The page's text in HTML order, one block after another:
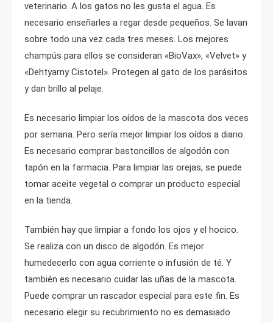
veterinario. A los gatos no les gusta el agua. Es
necesario enseñarles a regar desde pequeños. Se lavan
sobre todo una vez cada tres meses. Los mejores
champús para ellos se consideran «BioVax», «Velvet» y
«Dehtyarny Cistotel». Protegen al gato de los parásitos
y dan brillo al pelaje.
Es necesario limpiar los oídos de la mascota dos veces
por semana. Pero sería mejor limpiar los oídos a diario.
Es necesario comprar bastoncillos de algodón con
tapón en la farmacia. Para limpiar las orejas, se puede
tomar aceite vegetal o comprar un producto especial
en la tienda.
También hay que limpiar a fondo los ojos y el hocico.
Se realiza con un disco de algodón. Es mejor
humedecerlo con agua corriente o infusión de té. Y
también es necesario cuidar las uñas de la mascota.
Puede comprar un rascador especial para este fin. Es
necesario elegir su recubrimiento no es demasiado